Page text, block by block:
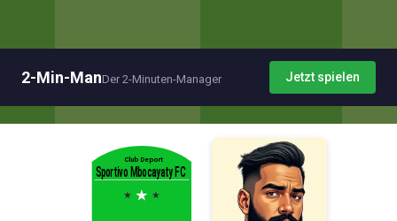
2-Min-ManDer 2-Minuten-Manager Jetzt spielen